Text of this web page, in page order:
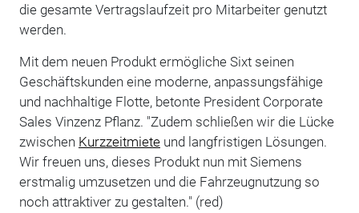
die gesamte Vertragslaufzeit pro Mitarbeiter genutzt
werden.
Mit dem neuen Produkt ermögliche Sixt seinen
Geschäftskunden eine moderne, anpassungsfähige
und nachhaltige Flotte, betonte President Corporate
Sales Vinzenz Pflanz. "Zudem schließen wir die Lücke
zwischen Kurzzeitmieteund langfristigen Lösungen.
Wir freuen uns, dieses Produkt nun mit Siemens
erstmalig umzusetzen und die Fahrzeugnutzung so
noch attraktiver zu gestalten." (red)